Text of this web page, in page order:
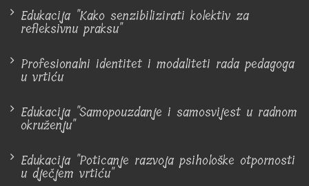
Edukacija "Kako senzibilizirati kolektiv za
refleksivnu praksu"
Profesionalni identitet i modaliteti rada pedagoga
u vrtiću
Edukacija "Samopouzdanje i samosvijest u radnom
okruženju"
Edukacija "Poticanje razvoja psihološke otpornosti
u dječjem vrtiću"